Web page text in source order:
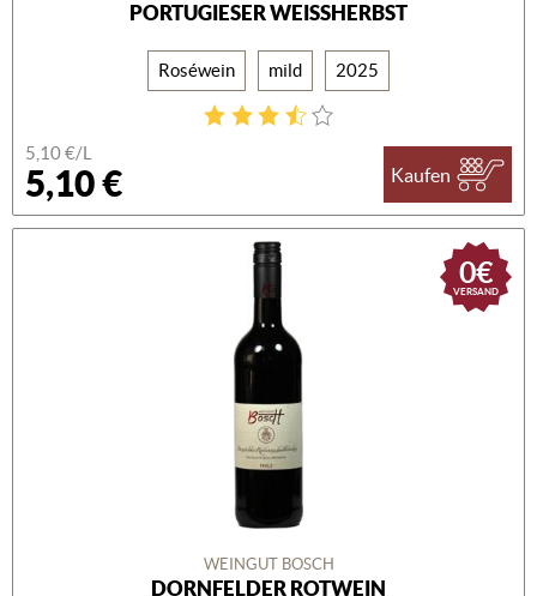
PORTUGIESER WEISSHERBST
Roséwein mild 2025
5,10 €/L
5,10 € Kaufen
0€
VERSAND
WEINGUT BOSCH
DORNFELDER ROTWEIN